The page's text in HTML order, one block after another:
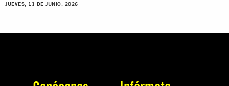
JUEVES, 11 DE JUNIO, 2026